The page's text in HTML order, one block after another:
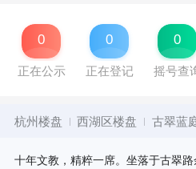
0
正在公示
0
正在登记
0
摇号查
杭州楼盘 西湖区楼盘 古翠蓝
十年文教，精粹一席。坐落于古翠